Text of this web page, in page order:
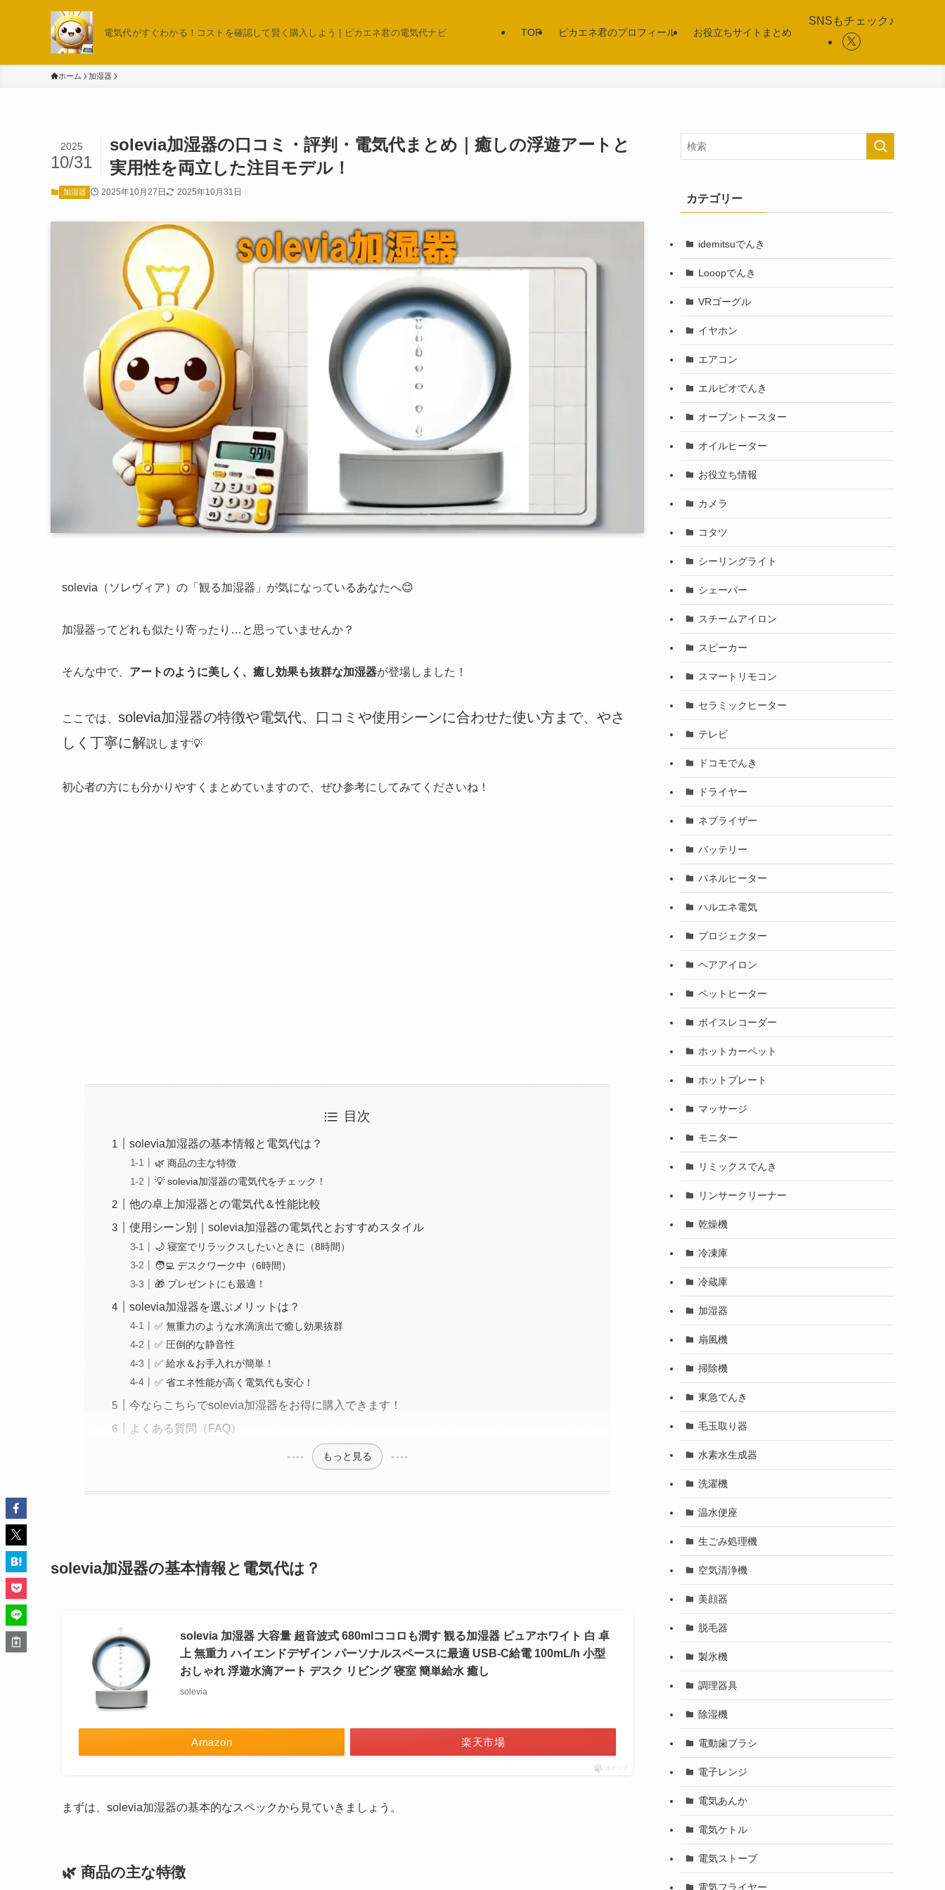
電気代がすぐわかる！コストを確認して賢く購入しよう | ピカエネ君の電気代ナビ TOP ピカエネ君のプロフィール お役立ちサイトまとめ
SNSもチェック♪
ホーム 加湿器
solevia加湿器の口コミ・評判・電気代まとめ｜癒しの浮遊アートと
実用性を両立した注目モデル！
2025
10/31
加湿器 2025年10月27日 2025年10月31日
solevia（ソレヴィア）の「観る加湿器」が気になっているあなたへ😊
加湿器ってどれも似たり寄ったり…と思っていませんか？
そんな中で、 アートのように美しく、癒し効果も抜群な加湿器が登場しました！
ここでは、 solevia加湿器の特徴や電気代、口コミや使用シーンに合わせた使い方まで、やさ
しく丁寧に解説します💡
初心者の方にも分かりやすくまとめていますので、ぜひ参考にしてみてくださいね！
目次
solevia加湿器の基本情報と電気代は？
🌿 商品の主な特徴
💡 solevia加湿器の電気代をチェック！
他の卓上加湿器との電気代＆性能比較
使用シーン別｜solevia加湿器の電気代とおすすめスタイル
🌙 寝室でリラックスしたいときに（8時間）
🧑‍💻 デスクワーク中（6時間）
🎁 プレゼントにも最適！
solevia加湿器を選ぶメリットは？
✅ 無重力のような水滴演出で癒し効果抜群
✅ 圧倒的な静音性
✅ 給水＆お手入れが簡単！
✅ 省エネ性能が高く電気代も安心！
今ならこちらでsolevia加湿器をお得に購入できます！
よくある質問（FAQ）
もっと見る
solevia加湿器の基本情報と電気代は？
solevia 加湿器 大容量 超音波式 680mlココロも潤す 観る加湿器 ピュアホワイト 白 卓
上 無重力 ハイエンドデザイン パーソナルスペースに最適 USB-C給電 100mL/h 小型
おしゃれ 浮遊水滴アート デスク リビング 寝室 簡単給水 癒し
solevia
Amazon 楽天市場
ポチップ
まずは、solevia加湿器の基本的なスペックから見ていきましょう。
🌿 商品の主な特徴
カテゴリー
idemitsuでんき
Looopでんき
VRゴーグル
イヤホン
エアコン
エルピオでんき
オーブントースター
オイルヒーター
お役立ち情報
カメラ
コタツ
シーリングライト
シェーバー
スチームアイロン
スピーカー
スマートリモコン
セラミックヒーター
テレビ
ドコモでんき
ドライヤー
ネブライザー
バッテリー
パネルヒーター
ハルエネ電気
プロジェクター
ヘアアイロン
ペットヒーター
ボイスレコーダー
ホットカーペット
ホットプレート
マッサージ
モニター
リミックスでんき
リンサークリーナー
乾燥機
冷凍庫
冷蔵庫
加湿器
扇風機
掃除機
東急でんき
毛玉取り器
水素水生成器
洗濯機
温水便座
生ごみ処理機
空気清浄機
美顔器
脱毛器
製氷機
調理器具
除湿機
電動歯ブラシ
電子レンジ
電気あんか
電気ケトル
電気ストーブ
電気フライヤー